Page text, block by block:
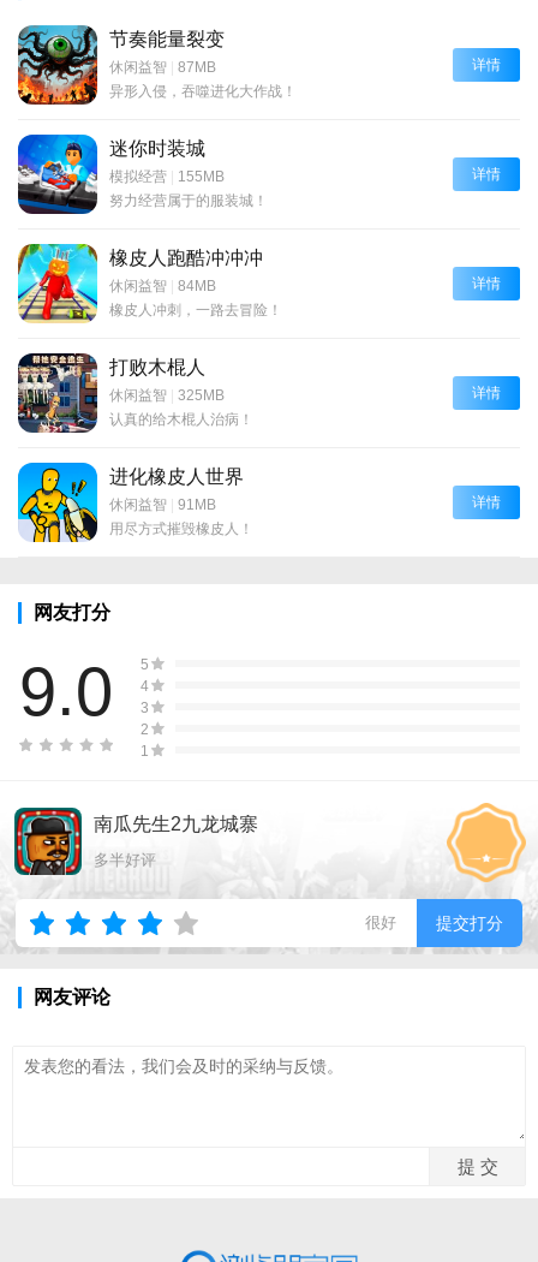
节奏能量裂变
休闲益智 | 87MB
异形入侵，吞噬进化大作战！
详情
迷你时装城
模拟经营 | 155MB
努力经营属于的服装城！
详情
橡皮人跑酷冲冲冲
休闲益智 | 84MB
橡皮人冲刺，一路去冒险！
详情
打败木棍人
休闲益智 | 325MB
认真的给木棍人治病！
详情
进化橡皮人世界
休闲益智 | 91MB
用尽方式摧毁橡皮人！
详情
网友打分
9.0
5
4
3
2
1
南瓜先生2九龙城寨
多半好评
很好 提交打分
网友评论